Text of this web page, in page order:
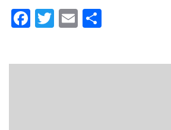
Facebook
Twitter
Email